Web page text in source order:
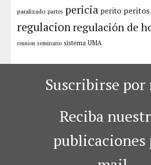
paralizado partes pericia perito peritos
regulacionregulación de
reunion seminario sistema UMA
Suscribirse
Reciba
publicaciones